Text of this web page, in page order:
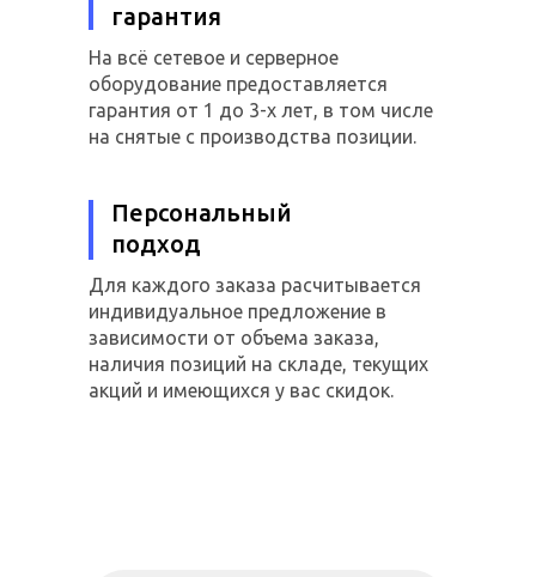
гарантия
На всё сетевое и серверное
оборудование предоставляется
гарантия от 1 до 3-х лет, в том числе
на снятые с производства позиции.
Персональный
подход
Для каждого заказа расчитывается
индивидуальное предложение в
зависимости от объема заказа,
наличия позиций на складе, текущих
акций и имеющихся у вас скидок.